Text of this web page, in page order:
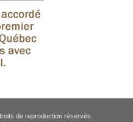
de reproduction réservés.